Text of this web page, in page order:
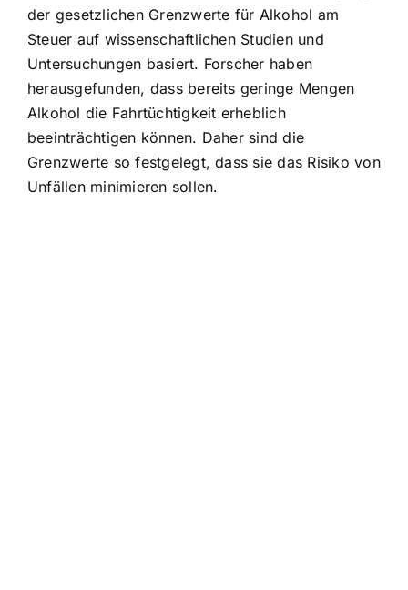
der gesetzlichen Grenzwerte für Alkohol am
Steuer auf wissenschaftlichen Studien und
Untersuchungen basiert. Forscher haben
herausgefunden, dass bereits geringe Mengen
Alkohol die Fahrtüchtigkeit erheblich
beeinträchtigen können. Daher sind die
Grenzwerte so festgelegt, dass sie das Risiko von
Unfällen minimieren sollen.